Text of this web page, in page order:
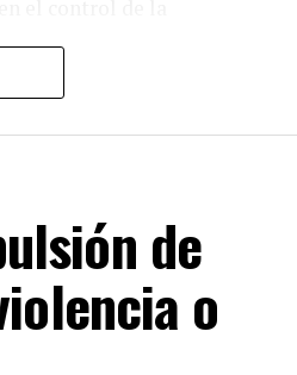
de México y sede de
de
o